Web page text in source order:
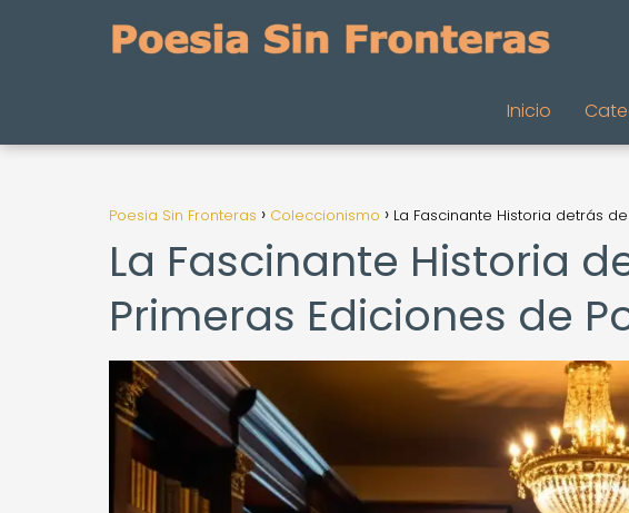
Inicio
Poesia Sin Fronteras Coleccionismo La Fascinante Historia detrás
La Fascinante Historia
Primeras Ediciones de